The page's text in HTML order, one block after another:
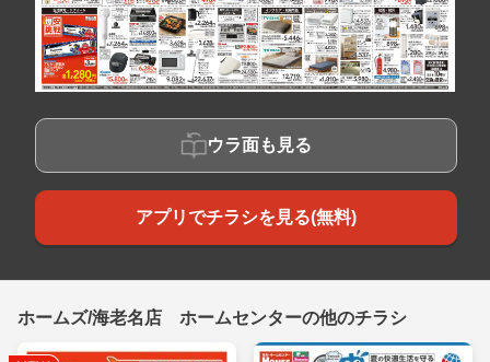
ウラ面も見る
アプリでチラシを見る(無料)
ホームズ/海老名店 ホームセンターの他のチラシ